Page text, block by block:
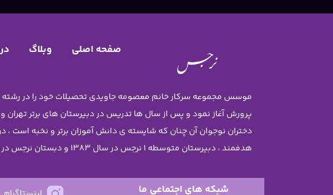
صفحه اصلی وبلاگ
پرورش آغاز نمود و پس از سال ها تدریس در دبیرستان های برتر
هدفمند ، دبیرستان متوسطه 1 نرجس در سال 1383 و دبستان نرجس در سال 1385 تاسیس گردید .
شبکه های اجتماعی ما